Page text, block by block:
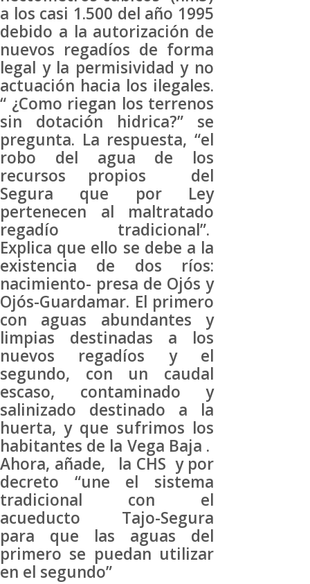
a los casi 1.500 del año 1995
debido a la autorización de
nuevos regadíos de forma
legal y la permisividad y no
actuación hacia los ilegales.
“ ¿Como riegan los terrenos
sin dotación hidrica?” se
pregunta. La respuesta, “el
robo del agua de los
recursos propios del
Segura que por Ley
pertenecen al maltratado
regadío tradicional”.
Explica que ello se debe a la
existencia de dos ríos:
nacimiento- presa de Ojós y
Ojós-Guardamar. El primero
con aguas abundantes y
limpias destinadas a los
nuevos regadíos y el
segundo, con un caudal
escaso, contaminado y
salinizado destinado a la
huerta, y que sufrimos los
habitantes de la Vega Baja .
Ahora, añade, la CHS y por
decreto “une el sistema
tradicional con el
acueducto Tajo-Segura
para que las aguas del
primero se puedan utilizar
en el segundo”